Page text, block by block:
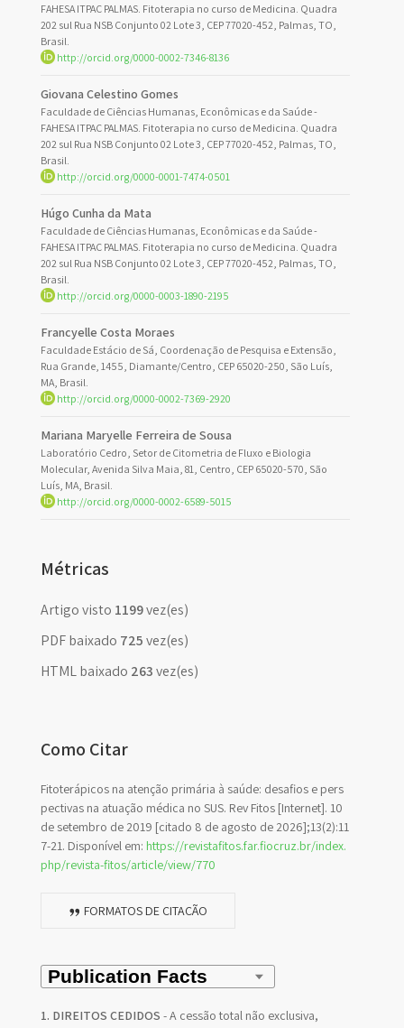
FAHESA ITPAC PALMAS. Fitoterapia no curso de Medicina. Quadra
202 sul Rua NSB Conjunto 02 Lote 3, CEP 77020-452, Palmas, TO,
Brasil.
http://orcid.org/0000-0002-7346-8136
Giovana Celestino Gomes
Faculdade de Ciências Humanas, Econômicas e da Saúde -
FAHESA ITPAC PALMAS. Fitoterapia no curso de Medicina. Quadra
202 sul Rua NSB Conjunto 02 Lote 3, CEP 77020-452, Palmas, TO,
Brasil.
http://orcid.org/0000-0001-7474-0501
Húgo Cunha da Mata
Faculdade de Ciências Humanas, Econômicas e da Saúde -
FAHESA ITPAC PALMAS. Fitoterapia no curso de Medicina. Quadra
202 sul Rua NSB Conjunto 02 Lote 3, CEP 77020-452, Palmas, TO,
Brasil.
http://orcid.org/0000-0003-1890-2195
Francyelle Costa Moraes
Faculdade Estácio de Sá, Coordenação de Pesquisa e Extensão,
Rua Grande, 1455, Diamante/Centro, CEP 65020-250, São Luís,
MA, Brasil.
http://orcid.org/0000-0002-7369-2920
Mariana Maryelle Ferreira de Sousa
Laboratório Cedro, Setor de Citometria de Fluxo e Biologia
Molecular, Avenida Silva Maia, 81, Centro, CEP 65020-570, São
Luís, MA, Brasil.
http://orcid.org/0000-0002-6589-5015
Métricas
Artigo visto 1199vez(es)
PDF baixado 725vez(es)
HTML baixado 263vez(es)
Como Citar
Fitoterápicos na atenção primária à saúde: desafios e pers
pectivas na atuação médica no SUS. Rev Fitos [Internet]. 10
de setembro de 2019 [citado 8 de agosto de 2026];13(2):11
7-21. Disponível em: https://revistafitos.far.fiocruz.br/index.
php/revista-fitos/article/view/770
FORMATOS DE CITAÇÃO
1. DIREITOS CEDIDOS - A cessão total não exclusiva,